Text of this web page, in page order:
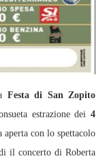
Festa di San Zopito
estrazione dei 4
aperta con lo spettacolo
il concerto di Roberta